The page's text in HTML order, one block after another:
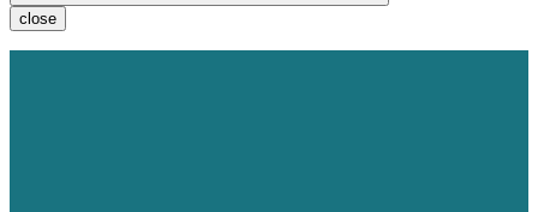
close